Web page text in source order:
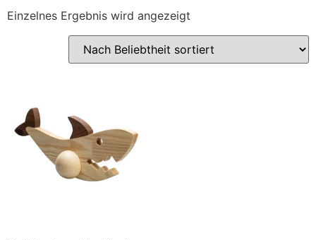
Einzelnes Ergebnis wird angezeigt